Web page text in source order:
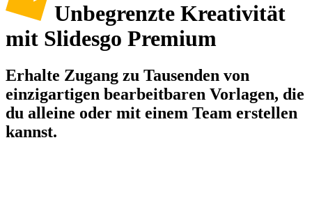
Unbegrenzte Kreativität
mit Slidesgo Premium
Erhalte Zugang zu Tausenden von
einzigartigen bearbeitbaren Vorlagen, die
du alleine oder mit einem Team erstellen
kannst.